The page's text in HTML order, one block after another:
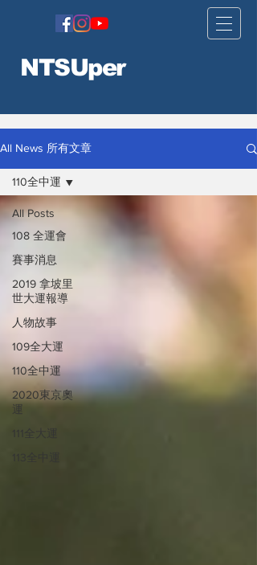
NTSUper
All News 所有文章
All Posts
108 全運會
賽事消息
2019 拿坡里
世大運報導
人物故事
109全大運
110全中運
2020東京奧
運
110全中運